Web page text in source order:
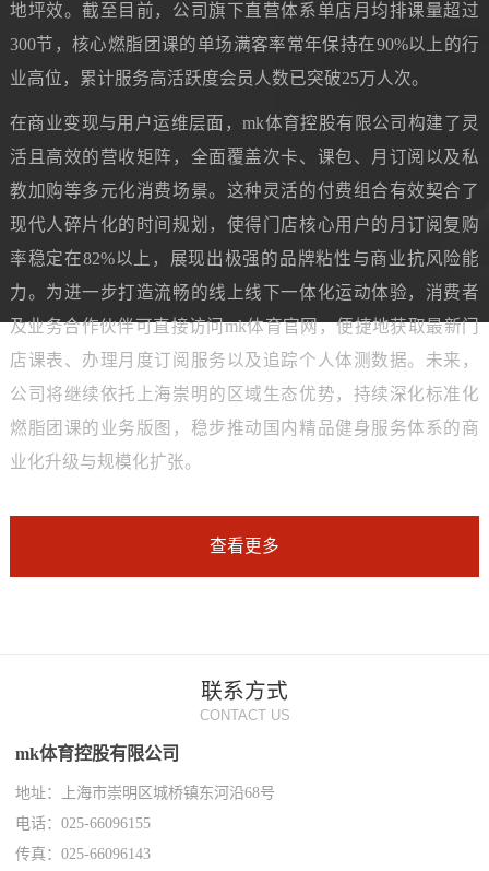
地坪效。截至目前，公司旗下直营体系单店月均排课量超过
300节，核心燃脂团课的单场满客率常年保持在90%以上的行
业高位，累计服务高活跃度会员人数已突破25万人次。
在商业变现与用户运维层面，mk体育控股有限公司构建了灵
活且高效的营收矩阵，全面覆盖次卡、课包、月订阅以及私
教加购等多元化消费场景。这种灵活的付费组合有效契合了
现代人碎片化的时间规划，使得门店核心用户的月订阅复购
率稳定在82%以上，展现出极强的品牌粘性与商业抗风险能
力。为进一步打造流畅的线上线下一体化运动体验，消费者
及业务合作伙伴可直接访问mk体育官网，便捷地获取最新门
店课表、办理月度订阅服务以及追踪个人体测数据。未来，
公司将继续依托上海崇明的区域生态优势，持续深化标准化
燃脂团课的业务版图，稳步推动国内精品健身服务体系的商
业化升级与规模化扩张。
查看更多
联系方式
CONTACT US
mk体育控股有限公司
地址：上海市崇明区城桥镇东河沿68号
电话：025-66096155
传真：025-66096143